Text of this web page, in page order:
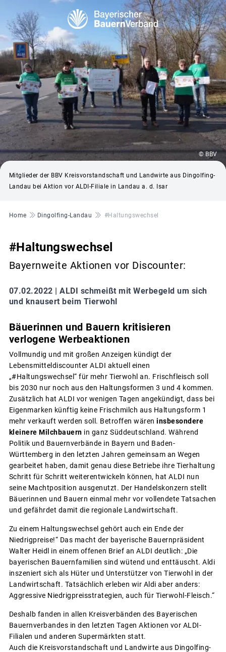
© BBV
Mitglieder der BBV Kreisvorstandschaft und Landwirte aus Dingolfing-
Landau bei Aktion vor ALDI-Filiale in Landau a. d. Isar
Pfadnavigation
Home Dingolfing-Landau #Haltungswechsel
#Haltungswechsel
Bayernweite Aktionen vor Discounter:
07.02.2022 | ALDI schmeißt mit Werbegeld um sich
und knausert beim Tierwohl
Bäuerinnen und Bauern kritisieren
verlogene Werbeaktionen
Vollmundig und mit großen Anzeigen kündigt der
Lebensmitteldiscounter ALDI aktuell einen
„#Haltungswechsel“ für mehr Tierwohl an. Frischfleisch soll
bis 2030 nur noch aus den Haltungsformen 3 und 4 kommen.
Zusätzlich hat ALDI vor wenigen Tagen angekündigt, dass bei
Eigenmarken künftig keine Frischmilch aus Haltungsform 1
mehr verkauft werden soll. Betroffen wären insbesondere
kleinere Milchbauern in ganz Süddeutschland. Während
Politik und Bauernverbände in Bayern und Baden-
Württemberg in den letzten Jahren gemeinsam an Wegen
gearbeitet haben, damit genau diese Betriebe ihre Tierhaltung
Schritt für Schritt weiterentwickeln können, hat ALDI nun
seine Machtposition ausgenutzt. Der Handelskonzern stellt
Bäuerinnen und Bauern einmal mehr vor vollendete Tatsachen
und gefährdet damit die regionale Landwirtschaft.
Zu einem Haltungswechsel gehört auch ein Ende der
Niedrigpreise!“ Das macht der bayerische Bauernpräsident
Walter Heidl in einem offenen Brief an ALDI deutlich: „Die
bayerischen Bauernfamilien sind wütend und enttäuscht. Aldi
inszeniert sich als Hüter und Unterstützer von Tierwohl in der
Landwirtschaft. Tatsächlich erleben wir Aldi aber anders:
Aggressive Niedrigpreisstrategien, auch für Tierwohl-Fleisch.“
Deshalb fanden in allen Kreisverbänden des Bayerischen
Bauernverbandes in den letzten Tagen Aktionen vor ALDI-
Filialen und anderen Supermärkten statt.
Auch die Kreisvorstandschaft und Landwirte aus Dingolfing-